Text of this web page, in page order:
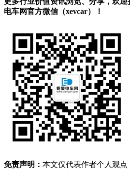
电车网官方微信（xevcar）！
免责声明： 本文仅代表作者个人观